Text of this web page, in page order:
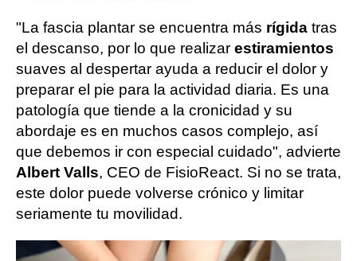
"La fascia plantar se encuentra más rígida tras
el descanso, por lo que realizar estiramientos
suaves al despertar ayuda a reducir el dolor y
preparar el pie para la actividad diaria. Es una
patología que tiende a la cronicidad y su
abordaje es en muchos casos complejo, así
que debemos ir con especial cuidado", advierte
Albert Valls, CEO de FisioReact. Si no se trata,
este dolor puede volverse crónico y limitar
seriamente tu movilidad.